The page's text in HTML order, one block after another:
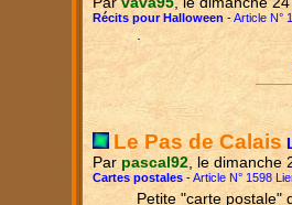
Récits pour Halloween -Article N°
Le Pas de Calais
Par pascal92, le dimanche
Cartes postales -Article N° 1598
Petite "carte postale"